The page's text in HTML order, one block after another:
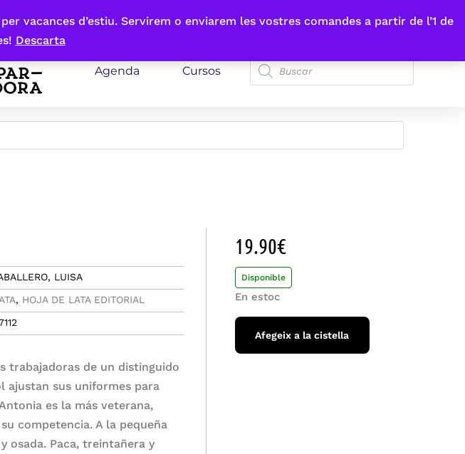
vacances d’estiu. Servirem o enviarem les vostres comandes a partir de l’1 de
Descarta
Agenda Cursos
LUISA
, HOJA DE LATA EDITORIAL
trabajadoras de un distinguido
ajustan sus uniformes para
es la más veterana,
competencia. A la pequeña
osada. Paca, treintañera y
19.90€
Disponible
En estoc
Afegeix a la cistella